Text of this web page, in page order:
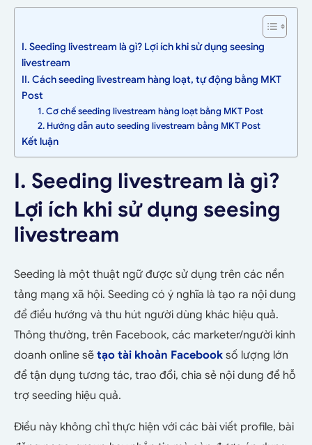
I. Seeding livestream là gì? Lợi ích khi sử dụng seesing
livestream
II. Cách seeding livestream hàng loạt, tự động bằng MKT
Post
1. Cơ chế seeding livestream hàng loạt bằng MKT Post
2. Hướng dẫn auto seeding livestream bằng MKT Post
Kết luận
I. Seeding livestream là gì?
Lợi ích khi sử dụng seesing
livestream
Seeding là một thuật ngữ được sử dụng trên các nền
tảng mạng xã hội. Seeding có ý nghĩa là tạo ra nội dung
để điều hướng và thu hút người dùng khác hiệu quả.
Thông thường, trên Facebook, các marketer/người kinh
doanh online sẽ tạo tài khoản Facebook số lượng lớn
để tận dụng tương tác, trao đổi, chia sẻ nội dung để hỗ
trợ seeding hiệu quả.
Điều này không chỉ thực hiện với các bài viết profile, bài